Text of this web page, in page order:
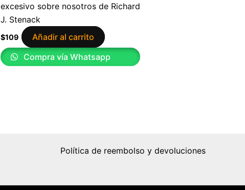
excesivo sobre nosotros de Richard
J. Stenack
$109
Añadir al carrito
Compra vía Whatsapp
Política de reembolso y devoluciones